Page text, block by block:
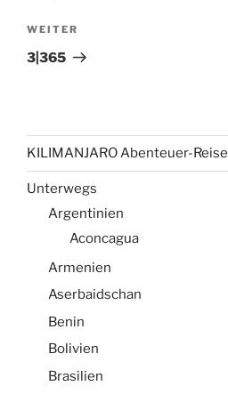
Nächster
Beitrag
WEITER
3|365
KILIMANJARO Abenteuer-Reise
Unterwegs
Argentinien
Aconcagua
Armenien
Aserbaidschan
Benin
Bolivien
Brasilien